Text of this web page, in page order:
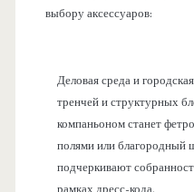
выбору аксессуаров:
Деловая среда и
тренчей и структурных
компаньоном станет
полями или благородный
подчеркивают
рамках дресс-кода.